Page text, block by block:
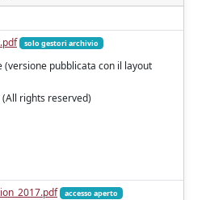
solo gestori archivio
pubblicata con il layout
rights reserved)
accesso aperto